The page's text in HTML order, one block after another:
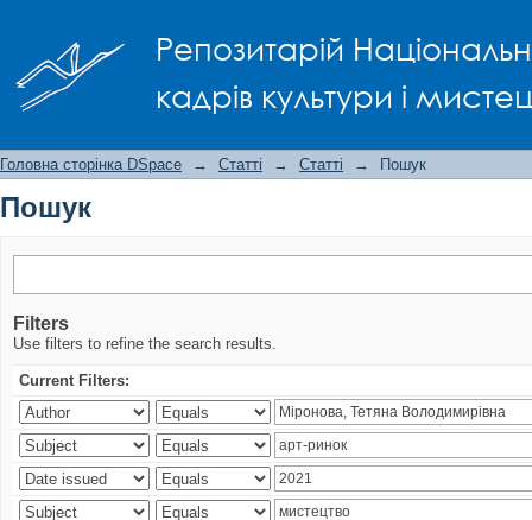
Репозитарій
кадрів культури і
Головна сторінка DSpace → Статті → Статті → Пошук
Пошук
Filters
Use filters to refine the search results.
Current Filters: